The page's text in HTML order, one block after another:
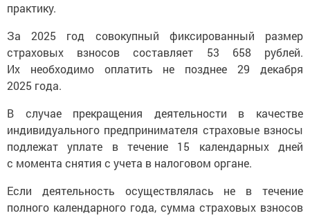
практику.
За 2025 год совокупный фиксированный размер
страховых взносов составляет 53 658 рублей.
Их необходимо оплатить не позднее 29 декабря
2025 года.
В случае прекращения деятельности в качестве
индивидуального предпринимателя страховые взносы
подлежат уплате в течение 15 календарных дней
с момента снятия с учета в налоговом органе.
Если деятельность осуществлялась не в течение
полного календарного года, сумма страховых взносов